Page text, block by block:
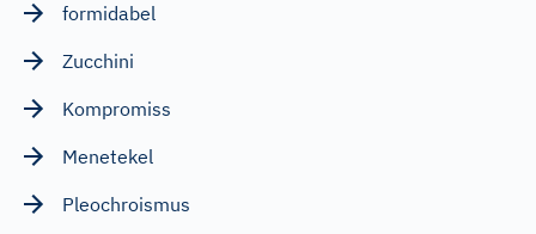
formidabel
Zucchini
Kompromiss
Menetekel
Pleochroismus